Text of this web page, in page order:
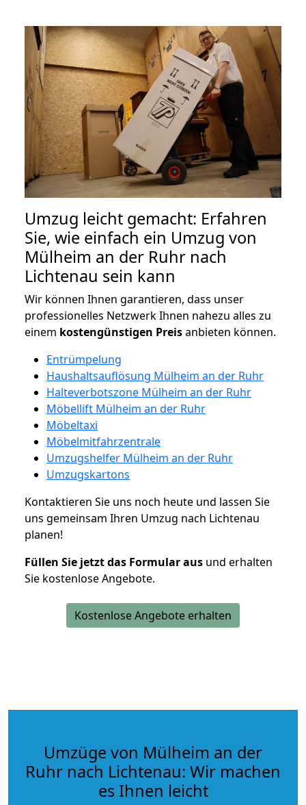
Umzug leicht gemacht: Erfahren
Sie, wie einfach ein Umzug von
Mülheim an der Ruhr nach
Lichtenau sein kann
Wir können Ihnen garantieren, dass unser
professionelles Netzwerk Ihnen nahezu alles zu
einem kostengünstigen Preisanbieten können.
Entrümpelung
Haushaltsauflösung Mülheim an der Ruhr
Halteverbotszone Mülheim an der Ruhr
Möbellift Mülheim an der Ruhr
Möbeltaxi
Möbelmitfahrzentrale
Umzugshelfer Mülheim an der Ruhr
Umzugskartons
Kontaktieren Sie uns noch heute und lassen Sie
uns gemeinsam Ihren Umzug nach Lichtenau
planen!
Füllen Sie jetzt das Formular aus und erhalten
Sie kostenlose Angebote.
Kostenlose Angebote erhalten
Umzüge von Mülheim an der
Ruhr nach Lichtenau: Wir machen
es Ihnen leicht